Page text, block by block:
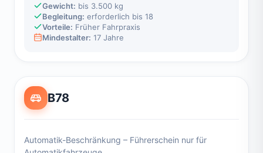
Gewicht: bis 3.500 kg
Begleitung: erforderlich bis 18
Vorteile: Früher Fahrpraxis
Mindestalter: 17 Jahre
B78
Automatik-Beschränkung – Führerschein nur für